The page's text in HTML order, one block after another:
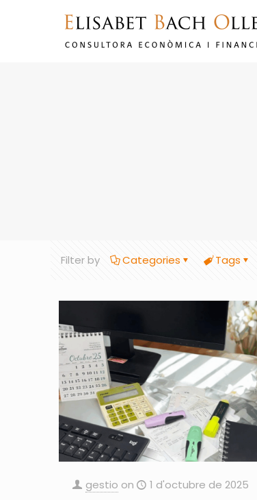
Filter by Categories Tags
gestio on 1 d'octubre de 2025